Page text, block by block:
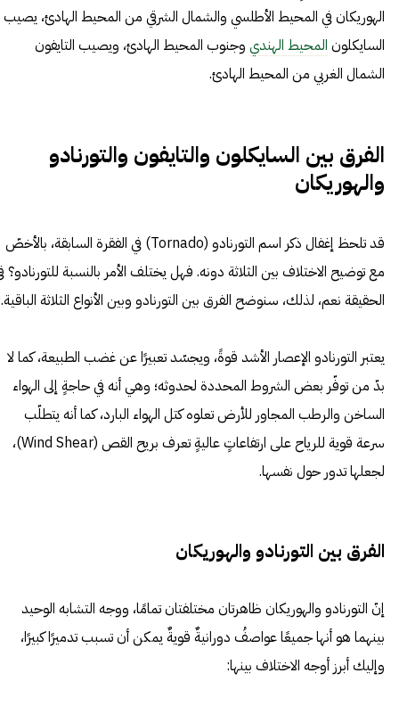
الهوريكان في المحيط الأطلسي والشمال الشرقي من المحيط الهادئ، يصيب
السايكلون المحيط الهندي وجنوب المحيط الهادئ، ويصيب التايفون
الشمال الغربي من المحيط الهادئ.
الفرق بين السايكلون والتايفون والتورنادو
والهوريكان
قد تلحظ إغفال ذكر اسم التورنادو (Tornado) في الفقرة السابقة، بالأخصّ
مع توضيح الاختلاف بين الثلاثة دونه. فهل يختلف الأمر بالنسبة للتورنادو؟
الحقيقة نعم، لذلك، سنوضح الفرق بين التورنادو وبين الأنواع الثلاثة الباقية.
يعتبر التورنادو الإعصار الأشد قوةً، ويجسّد تعبيرًا عن غضب الطبيعة، كما لا
بدّ من توفّر بعض الشروط المحددة لحدوثه؛ وهي أنه في حاجةٍ إلى الهواء
الساخن والرطب المجاور للأرض تعلوه كتل الهواء البارد، كما أنه يتطلّب
سرعة قوية للرياح على ارتفاعاتٍ عاليةٍ تعرف بريح القص (Wind Shear)،
لجعلها تدور حول نفسها.
الفرق بين التورنادو والهوريكان
إنّ التورنادو والهوريكان ظاهرتان مختلفتان تمامًا، ووجه التشابه الوحيد
بينهما هو أنها جميعًا عواصفُ دورانيةٌ قويةٌ يمكن أن تسبب تدميرًا كبيرًا،
وإليك أبرز أوجه الاختلاف بينها: